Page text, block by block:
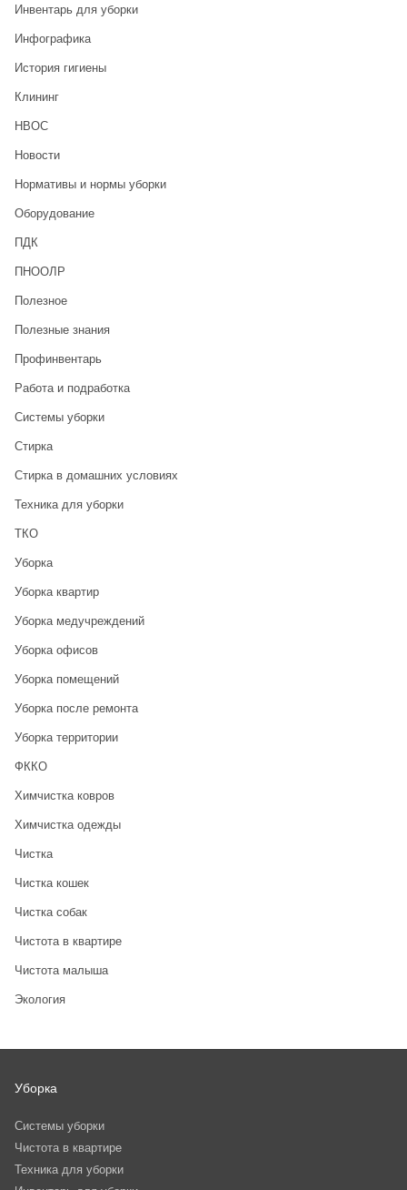
Инвентарь для уборки
Инфографика
История гигиены
Клининг
НВОС
Новости
Нормативы и нормы уборки
Оборудование
ПДК
ПНООЛР
Полезное
Полезные знания
Профинвентарь
Работа и подработка
Системы уборки
Стирка
Стирка в домашних условиях
Техника для уборки
ТКО
Уборка
Уборка квартир
Уборка медучреждений
Уборка офисов
Уборка помещений
Уборка после ремонта
Уборка территории
ФККО
Химчистка ковров
Химчистка одежды
Чистка
Чистка кошек
Чистка собак
Чистота в квартире
Чистота малыша
Экология
Уборка
Системы уборки
Чистота в квартире
Техника для уборки